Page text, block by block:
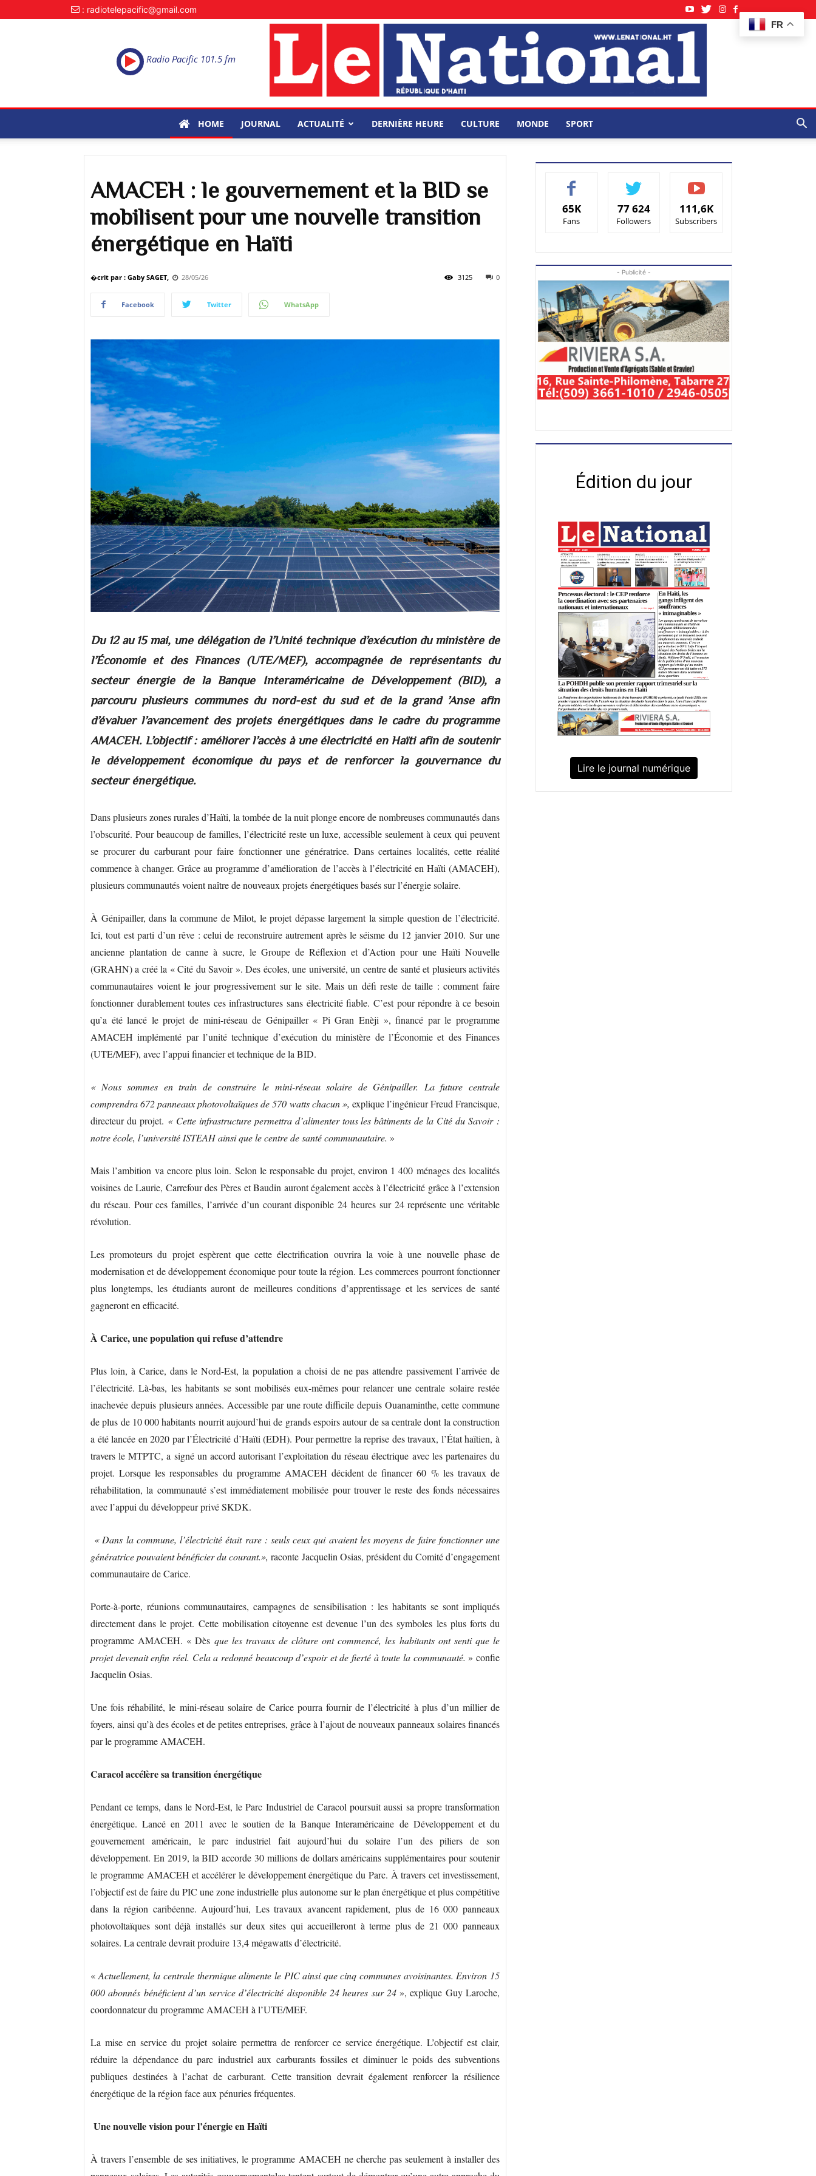
FR
: radiotelepacific@gmail.com
Radio Pacific 101.5 fm
HOME JOURNAL ACTUALITÉ DERNIÈRE HEURE CULTURE MONDE SPORT
AMACEH : le gouvernement et la BID se
mobilisent pour une nouvelle transition
énergétique en Haïti
�crit par : Gaby SAGET, 28/05/26 0
3125
Facebook Twitter WhatsApp
Du 12 au 15 mai, une délégation de l’Unité technique d’exécution du ministère de
l’Économie et des Finances (UTE/MEF), accompagnée de représentants du
secteur énergie de la Banque Interaméricaine de Développement (BID), a
parcouru plusieurs communes du nord-est du sud et de la grand ’Anse afin
d’évaluer l’avancement des projets énergétiques dans le cadre du programme
AMACEH. L’objectif : améliorer l’accès à une électricité en Haïti afin de soutenir
le développement économique du pays et de renforcer la gouvernance du
secteur énergétique.
Dans plusieurs zones rurales d’Haïti, la tombée de la nuit plonge encore de nombreuses communautés dans
l’obscurité. Pour beaucoup de familles, l’électricité reste un luxe, accessible seulement à ceux qui peuvent
se procurer du carburant pour faire fonctionner une génératrice. Dans certaines localités, cette réalité
commence à changer. Grâce au programme d’amélioration de l’accès à l’électricité en Haïti (AMACEH),
plusieurs communautés voient naître de nouveaux projets énergétiques basés sur l’énergie solaire.
À Génipailler, dans la commune de Milot, le projet dépasse largement la simple question de l’électricité.
Ici, tout est parti d’un rêve : celui de reconstruire autrement après le séisme du 12 janvier 2010. Sur une
ancienne plantation de canne à sucre, le Groupe de Réflexion et d’Action pour une Haïti Nouvelle
(GRAHN) a créé la « Cité du Savoir ». Des écoles, une université, un centre de santé et plusieurs activités
communautaires voient le jour progressivement sur le site. Mais un défi reste de taille : comment faire
fonctionner durablement toutes ces infrastructures sans électricité fiable. C’est pour répondre à ce besoin
qu’a été lancé le projet de mini-réseau de Génipailler « Pi Gran Enèji », financé par le programme
AMACEH implémenté par l’unité technique d’exécution du ministère de l’Économie et des Finances
(UTE/MEF), avec l’appui financier et technique de la BID.
« Nous sommes en train de construire le mini-réseau solaire de Génipailler. La future centrale
comprendra 672 panneaux photovoltaïques de 570 watts chacun », explique l’ingénieur Freud Francisque,
directeur du projet. « Cette infrastructure permettra d’alimenter tous les bâtiments de la Cité du Savoir :
notre école, l’université ISTEAH ainsi que le centre de santé communautaire. »
Mais l’ambition va encore plus loin. Selon le responsable du projet, environ 1 400 ménages des localités
voisines de Laurie, Carrefour des Pères et Baudin auront également accès à l’électricité grâce à l’extension
du réseau. Pour ces familles, l’arrivée d’un courant disponible 24 heures sur 24 représente une véritable
révolution.
Les promoteurs du projet espèrent que cette électrification ouvrira la voie à une nouvelle phase de
modernisation et de développement économique pour toute la région. Les commerces pourront fonctionner
plus longtemps, les étudiants auront de meilleures conditions d’apprentissage et les services de santé
gagneront en efficacité.
À Carice, une population qui refuse d’attendre
Plus loin, à Carice, dans le Nord-Est, la population a choisi de ne pas attendre passivement l’arrivée de
l’électricité. Là-bas, les habitants se sont mobilisés eux-mêmes pour relancer une centrale solaire restée
inachevée depuis plusieurs années. Accessible par une route difficile depuis Ouanaminthe, cette commune
de plus de 10 000 habitants nourrit aujourd’hui de grands espoirs autour de sa centrale dont la construction
a été lancée en 2020 par l’Électricité d’Haïti (EDH). Pour permettre la reprise des travaux, l’État haïtien, à
travers le MTPTC, a signé un accord autorisant l’exploitation du réseau électrique avec les partenaires du
projet. Lorsque les responsables du programme AMACEH décident de financer 60 % les travaux de
réhabilitation, la communauté s’est immédiatement mobilisée pour trouver le reste des fonds nécessaires
avec l’appui du développeur privé SKDK.
« Dans la commune, l’électricité était rare : seuls ceux qui avaient les moyens de faire fonctionner une
génératrice pouvaient bénéficier du courant.», raconte Jacquelin Osias, président du Comité d’engagement
communautaire de Carice.
Porte-à-porte, réunions communautaires, campagnes de sensibilisation : les habitants se sont impliqués
directement dans le projet. Cette mobilisation citoyenne est devenue l’un des symboles les plus forts du
programme AMACEH. « Dès que les travaux de clôture ont commencé, les habitants ont senti que le
projet devenait enfin réel. Cela a redonné beaucoup d’espoir et de fierté à toute la communauté. » confie
Jacquelin Osias.
Une fois réhabilité, le mini-réseau solaire de Carice pourra fournir de l’électricité à plus d’un millier de
foyers, ainsi qu’à des écoles et de petites entreprises, grâce à l’ajout de nouveaux panneaux solaires financés
par le programme AMACEH.
Caracol accélère sa transition énergétique
Pendant ce temps, dans le Nord-Est, le Parc Industriel de Caracol poursuit aussi sa propre transformation
énergétique. Lancé en 2011 avec le soutien de la Banque Interaméricaine de Développement et du
gouvernement américain, le parc industriel fait aujourd’hui du solaire l’un des piliers de son
développement. En 2019, la BID accorde 30 millions de dollars américains supplémentaires pour soutenir
le programme AMACEH et accélérer le développement énergétique du Parc. À travers cet investissement,
l’objectif est de faire du PIC une zone industrielle plus autonome sur le plan énergétique et plus compétitive
dans la région caribéenne. Aujourd’hui, Les travaux avancent rapidement, plus de 16 000 panneaux
photovoltaïques sont déjà installés sur deux sites qui accueilleront à terme plus de 21 000 panneaux
solaires. La centrale devrait produire 13,4 mégawatts d’électricité.
« Actuellement, la centrale thermique alimente le PIC ainsi que cinq communes avoisinantes. Environ 15
000 abonnés bénéficient d’un service d’électricité disponible 24 heures sur 24», explique Guy Laroche,
coordonnateur du programme AMACEH à l’UTE/MEF.
La mise en service du projet solaire permettra de renforcer ce service énergétique. L’objectif est clair,
réduire la dépendance du parc industriel aux carburants fossiles et diminuer le poids des subventions
publiques destinées à l’achat de carburant. Cette transition devrait également renforcer la résilience
énergétique de la région face aux pénuries fréquentes.
Une nouvelle vision pour l’énergie en Haïti
À travers l’ensemble de ses initiatives, le programme AMACEH ne cherche pas seulement à installer des
65K
Fans
77 624
Followers
111,6K
Subscribers
- Publicité -
Édition du jour
Lire le journal numérique